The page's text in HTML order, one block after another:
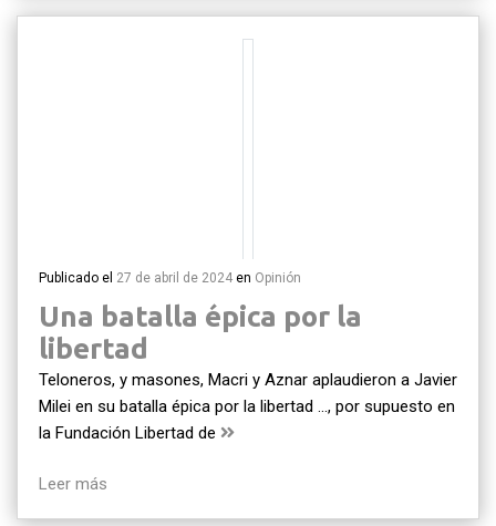
Publicado el 27 de abril de 2024 en Opinión
Una batalla épica por la
libertad
Teloneros, y masones, Macri y Aznar aplaudieron a Javier
Milei en su batalla épica por la libertad …, por supuesto en
la Fundación Libertad de
Leer más